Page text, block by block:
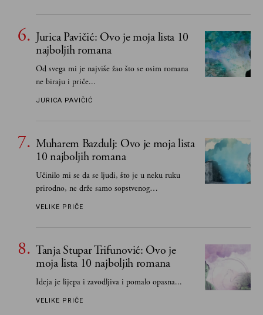
Jurica Pavičić: Ovo je moja lista 10
najboljih romana
Od svega mi je najviše žao što se osim romana
ne biraju i priče...
JURICA PAVIČIĆ
Muharem Bazdulj: Ovo je moja lista
10 najboljih romana
Učinilo mi se da se ljudi, što je u neku ruku
prirodno, ne drže samo sopstvenog
senzibiliteta... Pokušao sam (biće, samo
VELIKE PRIČE
Tanja Stupar Trifunović: Ovo je
moja lista 10 najboljih romana
Ideja je lijepa i zavodljiva i pomalo opasna...
VELIKE PRIČE